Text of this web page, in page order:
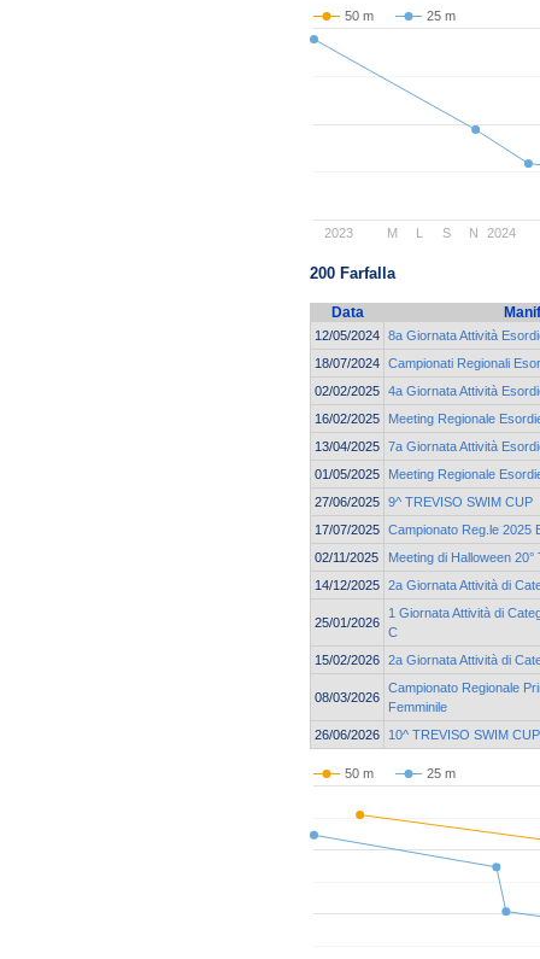
50 m 25 m
2023 2024
M L S N
200 Farfalla
Data
12/05/2024 8a Giornata Attività
18/07/2024 Campionati Regionali
02/02/2025 4a Giornata Attività
16/02/2025
Meeting Regionale
13/04/2025 7a Giornata Attività
01/05/2025
Meeting Regionale
27/06/2025 9^ TREVISO SWIM CUP
17/07/2025 Campionato Reg.le 2025
02/11/2025
Meeting di Halloween
14/12/2025 2a Giornata Attività di
25/01/2026
1 Giornata Attività di
C
15/02/2026 2a Giornata Attività di
08/03/2026
Campionato Regionale
Femminile
26/06/2026
10^ TREVISO SWIM CUP
50 m 25 m